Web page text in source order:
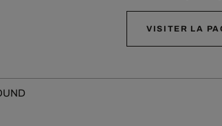
VISITER LA